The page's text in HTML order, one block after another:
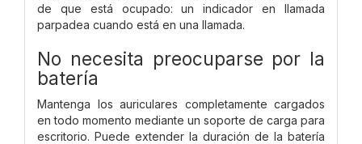
de que está ocupado: un indicador en llamada
parpadea cuando está en una llamada.
No necesita preocuparse por la
batería
Mantenga los auriculares completamente cargados
en todo momento mediante un soporte de carga para
escritorio. Puede extender la duración de la batería